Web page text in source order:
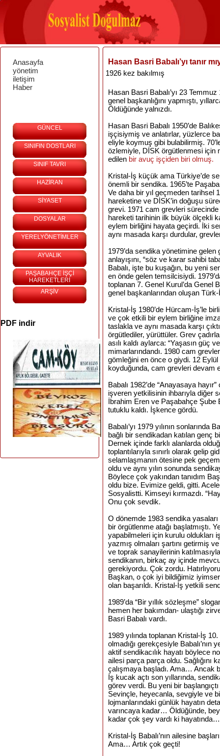
Anasayfa
yönetim
iletişim
Haber
GÜNCEL
SINIFIN DOSTLARI
SINIF TAVRI
HAZİRAN
SİYASET
DOSYALAR
YERELYÖNETİMLER
AYVALIK
PAŞABAHÇE İŞÇİ
HAREKETLERİ
ARŞİV
PDF indir
Hasan Basri Babalı’yı tanır
1926 kez bakılmış
Hasan Basri Babalı’yı 23
genel başkanlığını yapmıştı,
Öldüğünde yalnızdı.
Hasan Basri Babalı 1950’de
işçisiymiş ve anlatırlar, yüzlerce
eliyle koymuş gibi bulabilirmiş.
özlemiyle, DİSK örgütlenmesi için
edilen bir avuç işçiden biri olmuş.
Kristal-İş küçük ama Türkiye’de
önemli bir sendika. 1965’te
Ve daha bir yıl geçmeden tarihsel
hareketine ve DİSK’in doğuşu
grevi. 1971 cam grevleri sürecinde
hareketi tarihinin ilk büyük ölçekli
eylem birliğini hayata geçirdi. İki
aynı masada karşı durdular,
1979’da sendika yönetimine gelen
anlayışını, “söz ve karar sahibi
Babalı, işte bu kuşağın, bu yeni
en önde gelen temsilcisiydi.
toplanan 7. Genel Kurul’da Genel
genel başkanlarından oluşan
Kristal-İş 1980’de Hürcam-İş’le
ve çok etkili bir eylem birliğine
taslakla ve aynı masada karşı
örgütlediler, yürüttüler. Grev
asılı kaldı aylarca: “Yaşasın güç
mimarlarındandı. 1980 cam
gömleğini en önce o giydi. 12
koyduğunda, cam grevleri devam
Babalı 1982’de “Anayasaya
işveren yetkilisinin ihbarıyla diğer
İbrahim Eren ve Paşabahçe Şube
tutuklu kaldı. İşkence gördü.
Babalı’yı 1979 yılının sonlarında
bağlı bir sendikadan katılan genç
Dernek içinde farklı alanlarda
toplantılarıyla sınırlı olarak gelip
selamlaşmanın ötesine pek
oldu ve aynı yılın sonunda
Böylece çok yakından tanıdım
oldu bize. Evimize geldi, gitti.
Sosyalistti. Kimseyi kırmazdı.
Onu çok sevdik.
O dönemde 1983 sendika
bir örgütlenme atağı başlatmıştı.
yapabilmeleri için kurulu oldukları
yazmış olmaları şartını getirmiş
ve toprak sanayilerinin
sendikanın, birkaç ay içinde
gerekiyordu. Çok zordu.
Başkan, o çok iyi bildiğimiz
olan başarıldı. Kristal-İş yetkili
1989’da “Bir yıllık sözleşme”
hemen her bakımdan- ulaştığı
Basri Babalı vardı.
1989 yılında toplanan Kristal-İş
olmadığı gerekçesiyle Babalı’nın
aktif sendikacılık hayatı böylece
ailesi parça parça oldu. Sağlığını
çalışmaya başladı. Ama… Ancak
İş kucak açtı son yıllarında,
görev verdi. Bu yeni bir
Sevinçle, heyecanla, sevgiyle ve
lojmanlarındaki günlük hayatın
varıncaya kadar… Öldüğünde,
kadar çok şey vardı ki hayatında…
Kristal-İş Babalı’nın ailesine
Ama… Artık çok geçti!